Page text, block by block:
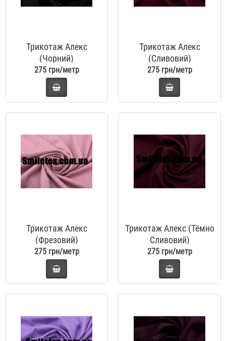
Трикотаж Алекс
(Чорний)
275 грн/метр
Трикотаж Алекс
(Сливовий)
275 грн/метр
Трикотаж Алекс
(Фрезовий)
275 грн/метр
Трикотаж Алекс (Тёмно
Сливовий)
275 грн/метр